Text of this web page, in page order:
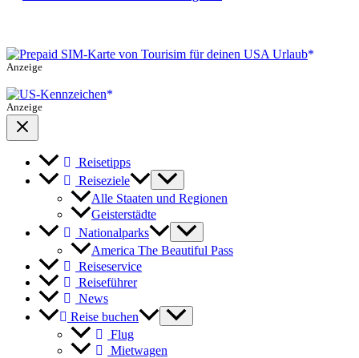
Anzeige
Anzeige
Reisetipps
Reiseziele
Alle Staaten und Regionen
Geisterstädte
Nationalparks
America The Beautiful Pass
Reiseservice
Reiseführer
News
Reise buchen
Flug
Mietwagen